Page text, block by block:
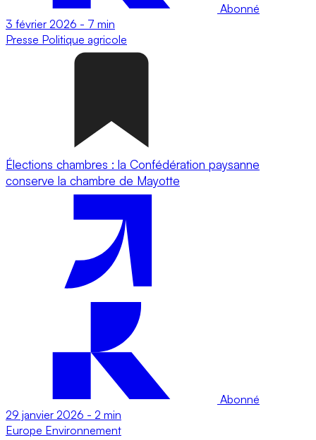
Abonné
3 février 2026 - 7 min
Presse Politique agricole
Élections chambres : la Confédération paysanne
conserve la chambre de Mayotte
Abonné
29 janvier 2026 - 2 min
Europe Environnement